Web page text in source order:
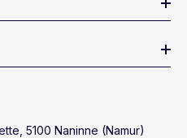
5100 Naninne (Namur)